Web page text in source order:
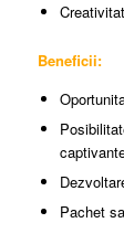
Beneficii:
Pachet